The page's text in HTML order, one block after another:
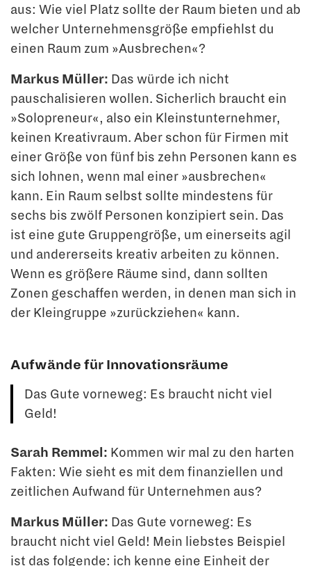
aus: Wie viel Platz sollte der Raum bieten und ab
welcher Unternehmensgröße empfiehlst du
einen Raum zum »Ausbre­chen«?
Markus Müller: Das würde ich nicht
pauschalisieren wollen. Sicherlich braucht ein
»Solopreneur«, also ein Kleinstunternehmer,
keinen Kreativraum. Aber schon für Fir­men mit
einer Größe von fünf bis zehn Personen kann es
sich lohnen, wenn mal einer »ausbrechen«
kann. Ein Raum selbst sollte mindestens für
sechs bis zwölf Personen konzipiert sein. Das
ist eine gute Gruppengröße, um einerseits agil
und andererseits kreativ arbeiten zu können.
Wenn es größere Räume sind, dann sollten
Zonen geschaf­fen werden, in denen man sich in
der Kleingruppe »zurückziehen« kann.
Aufwände für Innovationsräume
Das Gute vorneweg: Es braucht nicht viel
Geld!
Sarah Remmel: Kommen wir mal zu den harten
Fakten: Wie sieht es mit dem finanzi­ellen und
zeitlichen Aufwand für Unternehmen aus?
Markus Müller: Das Gute vorneweg: Es
braucht nicht viel Geld! Mein liebstes Beispiel
ist das folgende: ich kenne eine Einheit der